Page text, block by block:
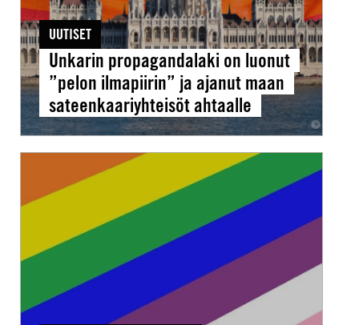
ajanut
maan
sateenkaariyhteisöt
ahtaalle
UUTISET
Unkarin propagandalaki on luonut
”pelon ilmapiirin” ja ajanut maan
sateenkaariyhteisöt ahtaalle
Yhteiskannanotto:
Lainvalmistelu
eheyttämistoiminnan
kieltämiseksi
käynnistettävä
viipymättä!